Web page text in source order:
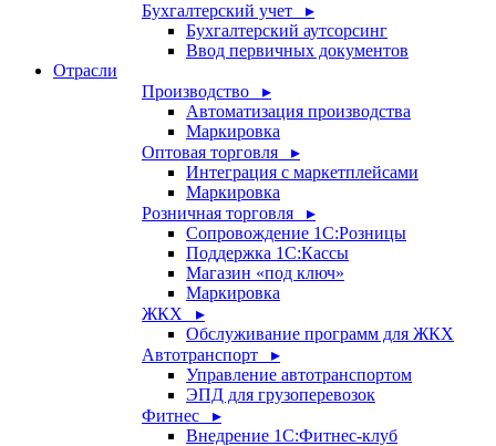
Бухгалтерский учет ▸
Бухгалтерский аутсорсинг
Ввод первичных документов
Отрасли
Производство ▸
Автоматизация производства
Маркировка
Оптовая торговля ▸
Интеграция с маркетплейсами
Маркировка
Розничная торговля ▸
Сопровождение 1С:Розницы
Поддержка 1С:Кассы
Магазин «под ключ»
Маркировка
ЖКХ ▸
Обслуживание программ для ЖКХ
Автотранспорт ▸
Управление автотранспортом
ЭПД для грузоперевозок
Фитнес ▸
Внедрение 1С:Фитнес-клуб